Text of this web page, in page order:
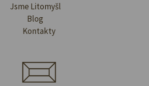
Jsme Litomyšl
Blog
Kontakty